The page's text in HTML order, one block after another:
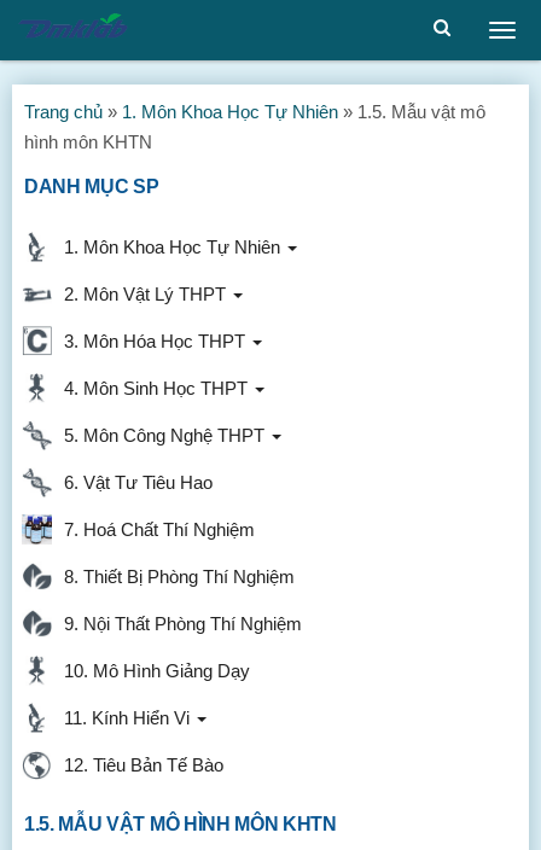
Trang chủ » 1. Môn Khoa Học Tự Nhiên » 1.5. Mẫu vật mô
hình môn KHTN
DANH MỤC SP
1. Môn Khoa Học Tự Nhiên
2. Môn Vật Lý THPT
3. Môn Hóa Học THPT
4. Môn Sinh Học THPT
5. Môn Công Nghệ THPT
6. Vật Tư Tiêu Hao
7. Hoá Chất Thí Nghiệm
8. Thiết Bị Phòng Thí Nghiệm
9. Nội Thất Phòng Thí Nghiệm
10. Mô Hình Giảng Dạy
11. Kính Hiển Vi
12. Tiêu Bản Tế Bào
1.5. MẪU VẬT MÔ HÌNH MÔN KHTN